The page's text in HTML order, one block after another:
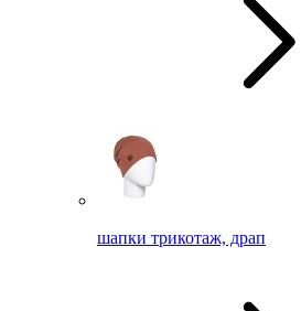
шапки трикотаж, драп